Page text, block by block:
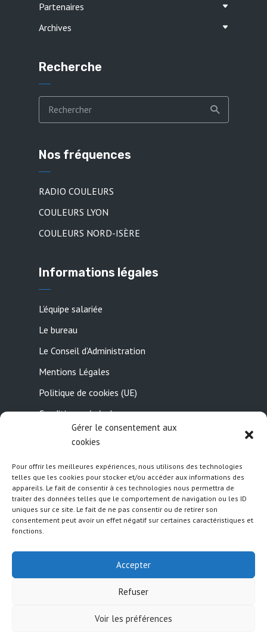
Gérer le consentement aux
cookies
Pour offrir les meilleures expériences, nous utilisons des technologies
telles que les cookies pour stocker et/ou accéder aux informations des
appareils. Le fait de consentir à ces technologies nous permettra de
traiter des données telles que le comportement de navigation ou les ID
uniques sur ce site. Le fait de ne pas consentir ou de retirer son
consentement peut avoir un effet négatif sur certaines caractéristiques et
fonctions.
Accepter
Refuser
Voir les préférences
Partenaires
Archives
Recherche
Nos fréquences
RADIO COULEURS
COULEURS LYON
COULEURS NORD-ISÈRE
Informations légales
L’équipe salariée
Le bureau
Le Conseil d’Administration
Mentions Légales
Politique de cookies (UE)
Conditions générales
Contactez-nous
Suivez nous
· Copyright 2026 · All rights
Politique de